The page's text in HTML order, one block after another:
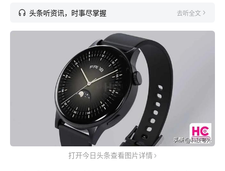
头条听资讯，时事尽掌握 去听全文
打开今日头条查看图片详情